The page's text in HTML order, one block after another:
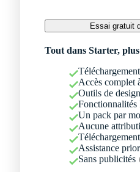
Essai gratuit
Tout dans Starter,
Accès complet
Outils de
Un pack par
Aucune
Assistance
Sans publicités